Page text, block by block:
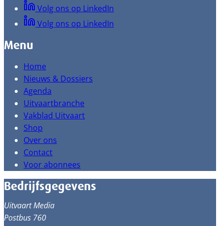
Volg ons op LinkedIn
Volg ons op LinkedIn
Menu
Home
Nieuws & Dossiers
Agenda
Uitvaartbranche
Vakblad Uitvaart
Shop
Over ons
Contact
Voor abonnees
Bedrijfsgegevens
Uitvaart Media
Postbus 760